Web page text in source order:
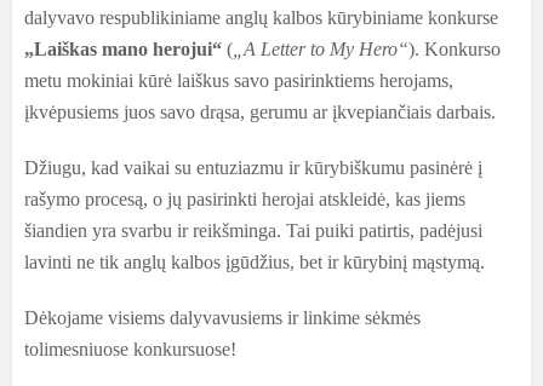
dalyvavo respublikiniame anglų kalbos kūrybiniame konkurse
„Laiškas mano herojui“ ( „A Letter to My Hero“). Konkurso
metu mokiniai kūrė laiškus savo pasirinktiems herojams,
įkvėpusiems juos savo drąsa, gerumu ar įkvepiančiais darbais.
Džiugu, kad vaikai su entuziazmu ir kūrybiškumu pasinėrė į
rašymo procesą, o jų pasirinkti herojai atskleidė, kas jiems
šiandien yra svarbu ir reikšminga. Tai puiki patirtis, padėjusi
lavinti ne tik anglų kalbos įgūdžius, bet ir kūrybinį mąstymą.
Dėkojame visiems dalyvavusiems ir linkime sėkmės
tolimesniuose konkursuose!